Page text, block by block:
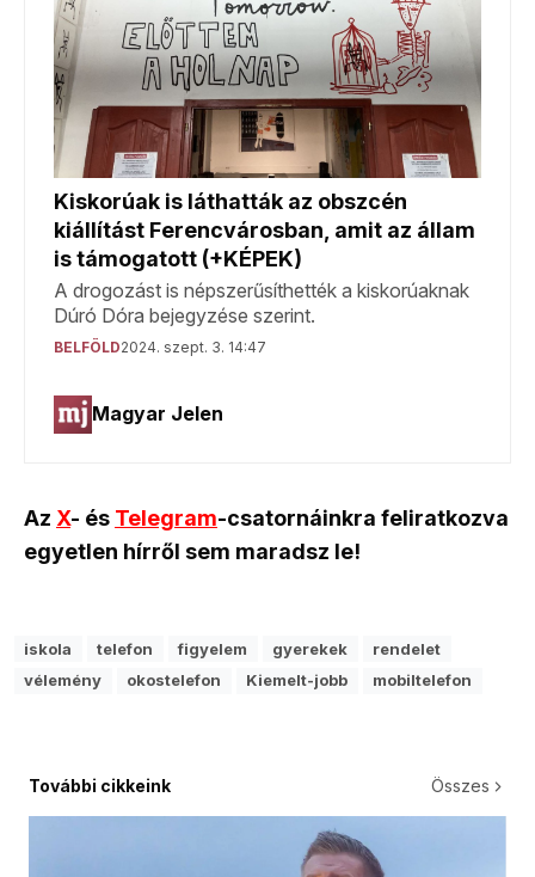
Az X- és Telegram-csatornáinkra feliratkozva
egyetlen hírről sem maradsz le!
iskola telefon figyelem gyerekek
rendelet
vélemény
okostelefon Kiemelt-jobb mobiltelefon
További cikkeink Összes